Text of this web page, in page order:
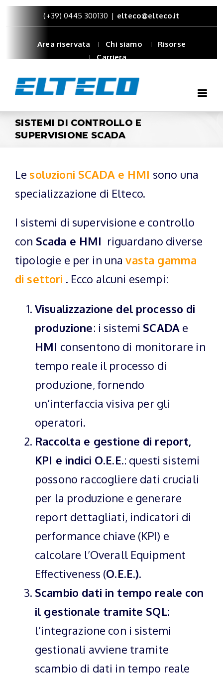
(+39) 0445 300130 | elteco@elteco.it
Area riservata Chi siamo
Risorse
Carriera
SISTEMI DI CONTROLLO E
SUPERVISIONE SCADA
Le soluzioni SCADA e HMI sono una
specializzazione di Elteco.
I sistemi di supervisione e controllo
con Scada e HMI riguardano diverse
tipologie e per in unavasta gamma
di settori . Ecco alcuni esempi:
Visualizzazione del processo di
produzione: i sistemi SCADA e
HMI consentono di monitorare in
tempo reale il processo di
produzione, fornendo
un’interfaccia visiva per gli
operatori.
Raccolta e gestione di report,
KPI e indici O.E.E.: questi sistemi
possono raccogliere dati cruciali
per la produzione e generare
report dettagliati, indicatori di
performance chiave (KPI) e
calcolare l’Overall Equipment
Effectiveness (O.E.E.).
Scambio dati in tempo reale con
il gestionale tramite SQL:
l’integrazione con i sistemi
gestionali avviene tramite
scambio di dati in tempo reale